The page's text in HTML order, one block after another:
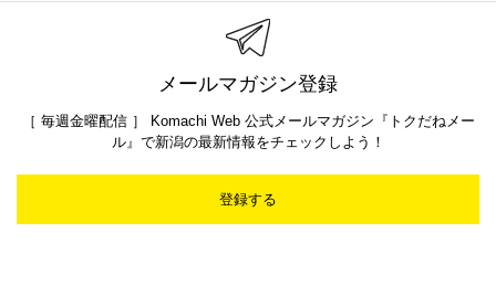
メールマガジン登録
［ 毎週金曜配信 ］ Komachi Web 公式メールマガジン『トクだねメー
ル』で新潟の最新情報をチェックしよう！
登録する